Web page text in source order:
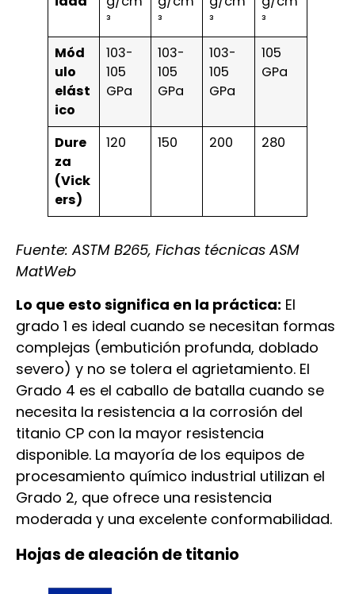
³
³
³
³
Mód
ulo
elást
ico
103-
105
GPa
103-
105
GPa
103-
105
GPa
105
GPa
Dure
za
(Vick
ers)
120 150 200 280
Fuente: ASTM B265, Fichas técnicas ASM
MatWeb
Lo que esto significa en la práctica: El
grado 1 es ideal cuando se necesitan formas
complejas (embutición profunda, doblado
severo) y no se tolera el agrietamiento. El
Grado 4 es el caballo de batalla cuando se
necesita la resistencia a la corrosión del
titanio CP con la mayor resistencia
disponible. La mayoría de los equipos de
procesamiento químico industrial utilizan el
Grado 2, que ofrece una resistencia
moderada y una excelente conformabilidad.
Hojas de aleación de titanio